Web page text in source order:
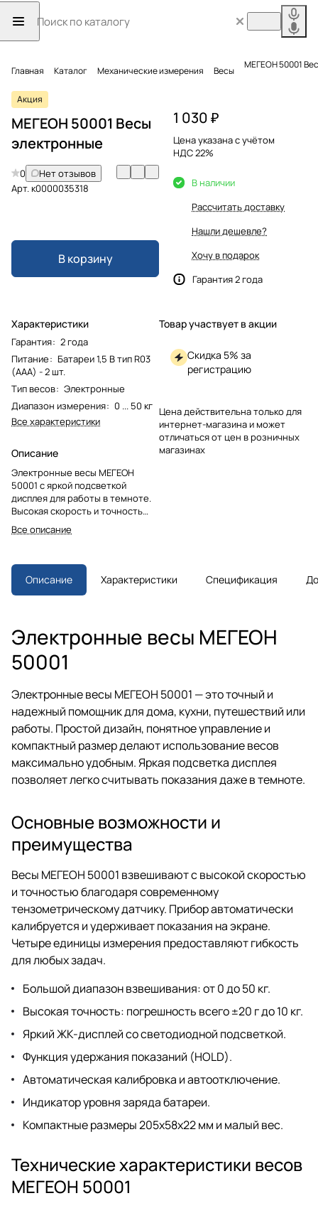
Главная Каталог Механические измерения Весы МЕГЕОН 50001
Акция
МЕГЕОН 50001 Весы
электронные
0
Нет отзывов
Арт.к0000035318
В корзину
Характеристики
Гарантия: 2 года
Питание: Батареи 1,5 В тип R03
(ААА) - 2 шт.
Тип весов: Электронные
Диапазон измерения: 0 ... 50 кг
Все характеристики
Описание
Электронные весы МЕГЕОН
50001 с яркой подсветкой
дисплея для работы в темноте.
Высокая скорость и точность
взвешивания, автоматическая
калибровка, 4 единицы
удобный помощник для дома и
профессиональных задач.
Все описание
1 030 ₽
Цена указана с учётом
НДС 22%
В наличии
Рассчитать доставку
Нашли дешевле?
Хочу в подарок
Гарантия 2 года
Товар участвует в акции
Скидка 5% за
регистрацию
Цена действительна только для
интернет-магазина и может
отличаться от цен в розничных
магазинах
Описание Характеристики Спецификация
Электронные весы МЕГЕОН
50001
Электронные весы МЕГЕОН 50001 — это точный и
надежный помощник для дома, кухни, путешествий или
работы. Простой дизайн, понятное управление и
компактный размер делают использование весов
максимально удобным. Яркая подсветка дисплея
позволяет легко считывать показания даже в темноте.
Основные возможности и
преимущества
Весы МЕГЕОН 50001 взвешивают с высокой скоростью
и точностью благодаря современному
тензометрическому датчику. Прибор автоматически
калибруется и удерживает показания на экране.
Четыре единицы измерения предоставляют гибкость
для любых задач.
Большой диапазон взвешивания: от 0 до 50 кг.
Высокая точность: погрешность всего ±20 г до 10 кг.
Яркий ЖК-дисплей со светодиодной подсветкой.
Функция удержания показаний (HOLD).
Автоматическая калибровка и автоотключение.
Индикатор уровня заряда батареи.
Компактные размеры 205x58x22 мм и малый вес.
Технические характеристики весов
МЕГЕОН 50001